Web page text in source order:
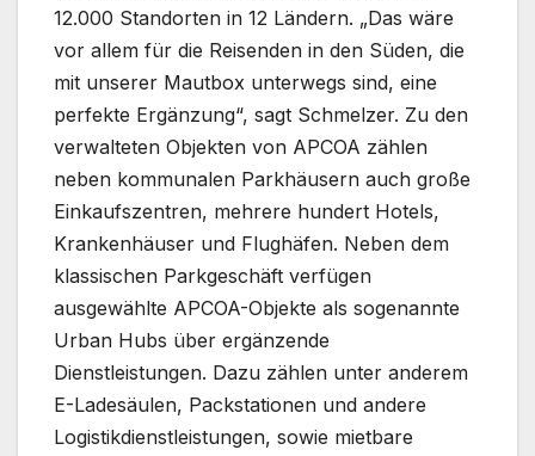
12.000 Standorten in 12 Ländern. „Das wäre
vor allem für die Reisenden in den Süden, die
mit unserer Mautbox unterwegs sind, eine
perfekte Ergänzung“, sagt Schmelzer. Zu den
verwalteten Objekten von APCOA zählen
neben kommunalen Parkhäusern auch große
Einkaufszentren, mehrere hundert Hotels,
Krankenhäuser und Flughäfen. Neben dem
klassischen Parkgeschäft verfügen
ausgewählte APCOA-Objekte als sogenannte
Urban Hubs über ergänzende
Dienstleistungen. Dazu zählen unter anderem
E-Ladesäulen, Packstationen und andere
Logistikdienstleistungen, sowie mietbare